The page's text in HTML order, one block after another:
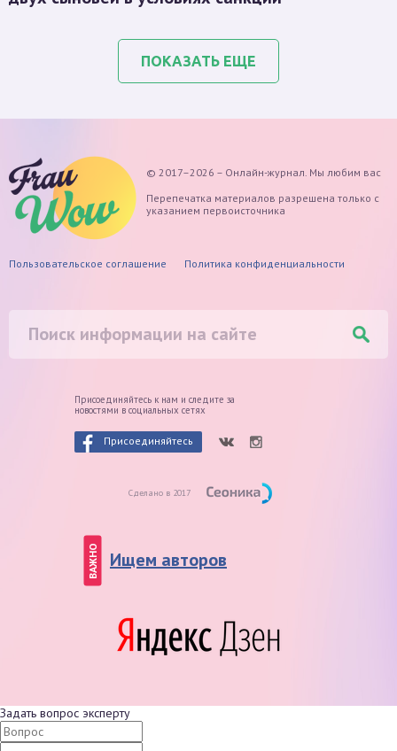
ПОКАЗАТЬ ЕЩЕ
© 2017–2026 – Онлайн-журнал. Мы любим вас
Перепечатка материалов разрешена только с
указанием первоисточника
Пользовательское соглашение Политика конфиденциальности
Присоединяйтесь к нам и следите за
новостями в социальных сетях
Присоединяйтесь
Сделано в 2017
ВАЖНО Ищем авторов
Задать вопрос эксперту